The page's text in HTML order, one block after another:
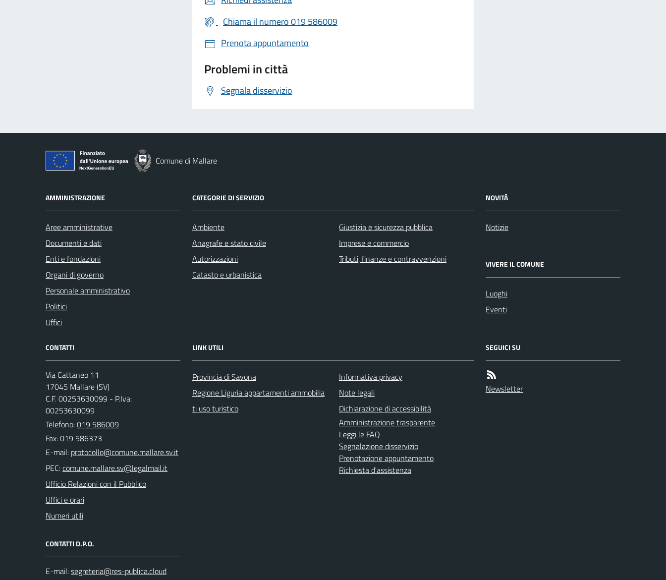
Chiama il numero 019 586009
Prenota appuntamento
Problemi in città
Segnala disservizio
Comune di Mallare
AMMINISTRAZIONE
Aree amministrative
Documenti e dati
Enti e fondazioni
Organi di governo
Personale amministrativo
Politici
Uffici
CATEGORIE DI SERVIZIO
Ambiente
Anagrafe e stato civile
Autorizzazioni
Catasto e urbanistica
Giustizia e sicurezza pubblica
Imprese e commercio
Tributi, finanze e contravvenzioni
NOVITÀ
Notizie
VIVERE IL COMUNE
Luoghi
Eventi
CONTATTI
Via Cattaneo 11
17045 Mallare (SV)
C.F. 00253630099 - P.Iva:
00253630099
Telefono:019 586009
Fax: 019 586373
E-mail:
PEC:
Ufficio Relazioni con il Pubblico
Uffici e orari
Numeri utili
CONTATTI D.P.O.
E-mail:
LINK UTILI
Provincia di Savona
Regione Liguria appartamenti ammobilia
ti uso turistico
Informativa privacy
Note legali
Dichiarazione di accessibilità
Amministrazione trasparente
Leggi le FAQ
Segnalazione disservizio
Prenotazione appuntamento
Richiesta d'assistenza
SEGUICI SU
Newsletter